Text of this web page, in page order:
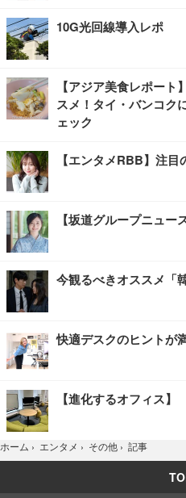
10G光回線導入レポ
【アジア美食レポー
スメ！タイ・バンコク
ェック
【エンタメRBB】注
【坂道グループニュ
今観るべきオススメ「
快適デスクのヒントが
【進化するオフィス】
ホーム › エンタメ › その他 › 記事